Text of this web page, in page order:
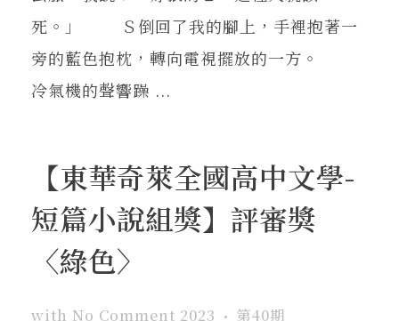
死。」 Ｓ倒回了我的腳上，手裡抱著一
旁的藍色抱枕，轉向電視擺放的一方。
冷氣機的聲響躁 ...
【東華奇萊全國高中文學-
短篇小說組獎】評審獎
〈綠色〉
with No Comment 2023 第40期